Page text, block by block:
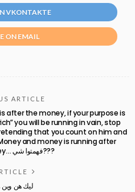
VKONTAKTE
ON EMAIL
ARTICLE
after the money, if your purpose is
you will be running in vain, stop
that you count on him and
and money is running after
another money… فهمتوا شي???
ليك هن